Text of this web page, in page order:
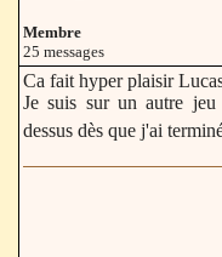
Membre
25 messages
Ca fait hyper plaisir
Je suis sur un autre
dessus dès que j'ai